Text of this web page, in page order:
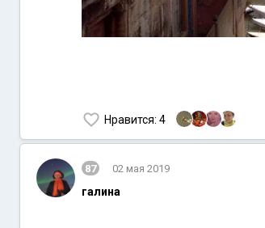
Нравится: 4
87 02 мая 2019
галина